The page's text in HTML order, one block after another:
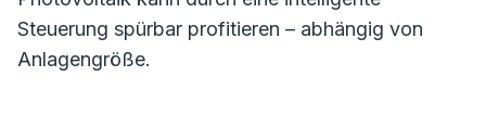
Steuerung spürbar profitieren – abhängig von
Anlagengröße.